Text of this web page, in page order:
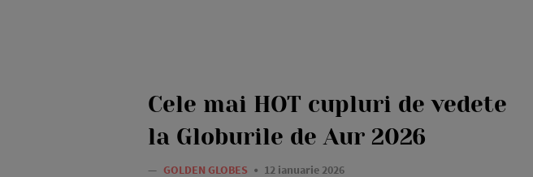
Cele mai HOT cupluri de vedete
la Globurile de Aur 2026
— GOLDEN GLOBES 12 ianuarie 2026